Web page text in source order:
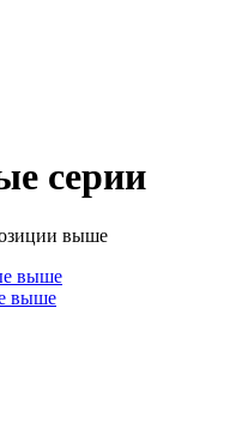
серии
выше
выше
выше